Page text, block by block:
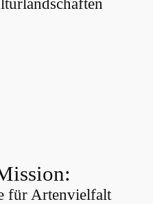
für Artenvielfalt